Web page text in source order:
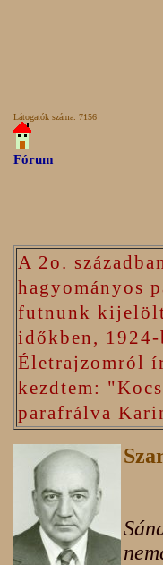
Látogatók száma: 7156
Fórum
A 2o.
hagyományos
futnunk
időkben,
Életrajzomról
kezdtem:
parafrálva